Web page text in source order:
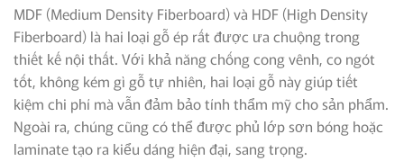
MDF (Medium Density Fiberboard) và HDF (High Density
Fiberboard) là hai loại gỗ ép rất được ưa chuộng trong
thiết kế nội thất. Với khả năng chống cong vênh, co ngót
tốt, không kém gì gỗ tự nhiên, hai loại gỗ này giúp tiết
kiệm chi phí mà vẫn đảm bảo tính thẩm mỹ cho sản phẩm.
Ngoài ra, chúng cũng có thể được phủ lớp sơn bóng hoặc
laminate tạo ra kiểu dáng hiện đại, sang trọng.